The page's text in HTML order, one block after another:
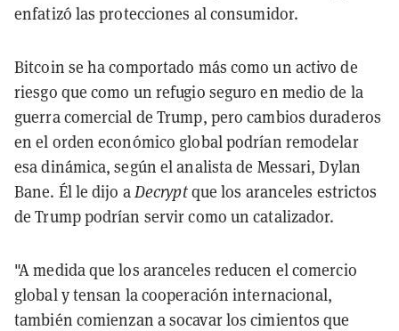
enfatizó las protecciones al consumidor.
Bitcoin se ha comportado más como un activo de
riesgo que como un refugio seguro en medio de la
guerra comercial de Trump, pero cambios duraderos
en el orden económico global podrían remodelar
esa dinámica, según el analista de Messari, Dylan
Bane. Él le dijo aDecryptque los aranceles estrictos
de Trump podrían servir como un catalizador.
"A medida que los aranceles reducen el comercio
global y tensan la cooperación internacional,
también comienzan a socavar los cimientos que